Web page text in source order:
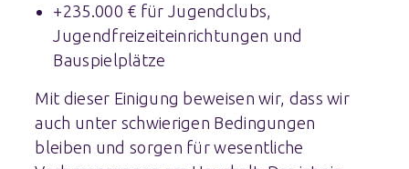
+235.000 € für Jugendclubs,
Jugendfreizeiteinrichtungen und
Bauspielplätze
Mit dieser Einigung beweisen wir, dass wir
auch unter schwierigen Bedingungen
bleiben und sorgen für wesentliche